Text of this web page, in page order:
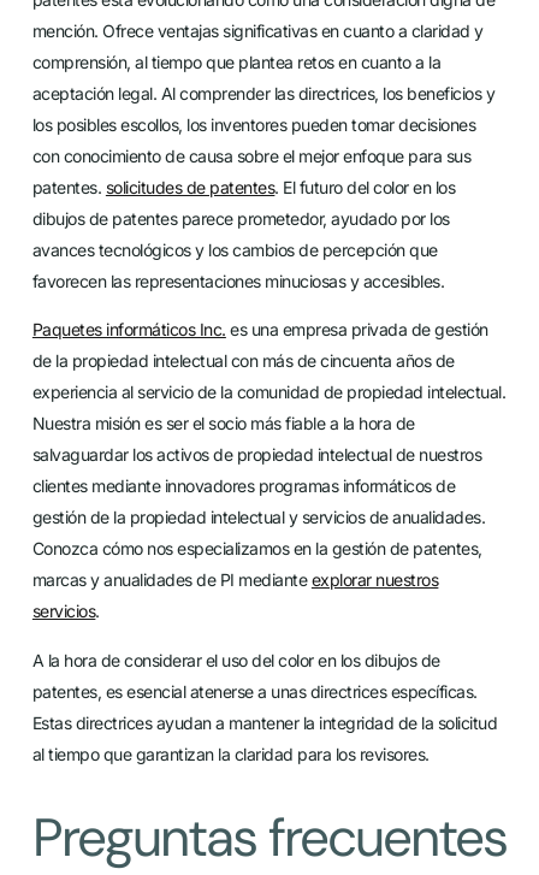
mención. Ofrece ventajas significativas en cuanto a claridad y
comprensión, al tiempo que plantea retos en cuanto a la
aceptación legal. Al comprender las directrices, los beneficios y
los posibles escollos, los inventores pueden tomar decisiones
con conocimiento de causa sobre el mejor enfoque para sus
patentes. solicitudes de patentes. El futuro del color en los
dibujos de patentes parece prometedor, ayudado por los
avances tecnológicos y los cambios de percepción que
favorecen las representaciones minuciosas y accesibles.
Paquetes informáticos Inc. es una empresa privada de gestión
de la propiedad intelectual con más de cincuenta años de
experiencia al servicio de la comunidad de propiedad intelectual.
Nuestra misión es ser el socio más fiable a la hora de
salvaguardar los activos de propiedad intelectual de nuestros
clientes mediante innovadores programas informáticos de
gestión de la propiedad intelectual y servicios de anualidades.
Conozca cómo nos especializamos en la gestión de patentes,
marcas y anualidades de PI medianteexplorar nuestros
servicios.
A la hora de considerar el uso del color en los dibujos de
patentes, es esencial atenerse a unas directrices específicas.
Estas directrices ayudan a mantener la integridad de la solicitud
al tiempo que garantizan la claridad para los revisores.
Preguntas frecuentes